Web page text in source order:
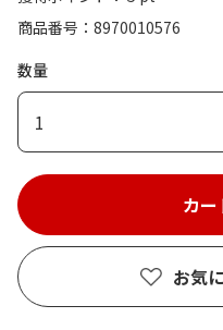
商品番号
8970010576
数量
1
お気